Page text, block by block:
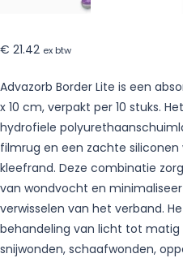
€ 21.42 ex btw
Advazorb Border Lite is een
x 10 cm, verpakt per 10 stuks.
hydrofiele
filmrug en een zachte
kleefrand. Deze combinatie
van wondvocht en
verwisselen van het verband.
behandeling van licht tot matig
snijwonden, schaafwonden,